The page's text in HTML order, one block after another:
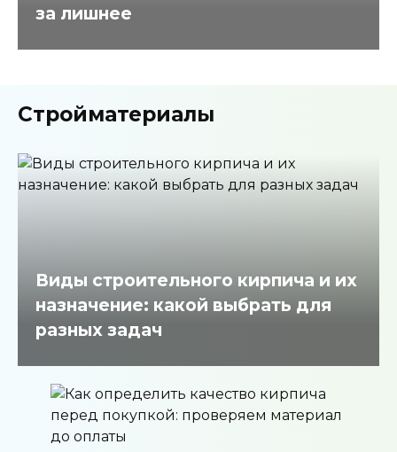
за лишнее
Стройматериалы
Виды строительного кирпича и их
назначение: какой выбрать для
разных задач